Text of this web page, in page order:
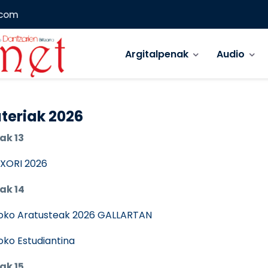
Argitalpenak Audio
2026
13
2026
14
Aratusteak 2026 GALLARTAN
Estudiantina